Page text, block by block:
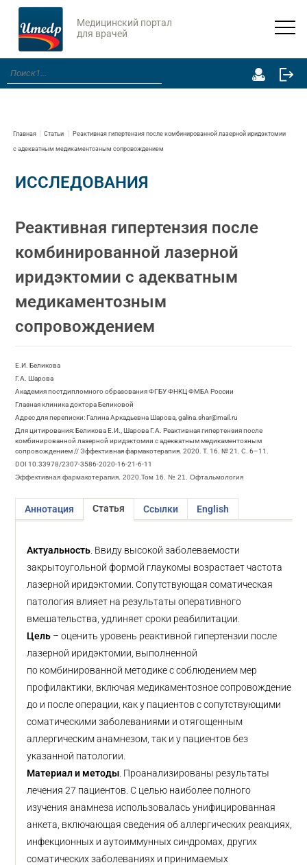
Медицинский портал
для врачей
Главная Статьи Реактивная гипертензия после комбинированной лазерной иридэктомии
с адекватным медикаментозным сопровождением
ИССЛЕДОВАНИЯ
Реактивная гипертензия после
комбинированной лазерной
иридэктомии с адекватным
медикаментозным
сопровождением
Е.И. Беликова
Г.А. Шарова
Академия постдипломного образования ФГБУ ФНКЦ ФМБА России
Глазная клиника доктора Беликовой
Адрес для переписки: Галина Аркадьевна Шарова, galina.shar@mail.ru
Для цитирования: Беликова Е.И., Шарова Г.А. Реактивная гипертензия после
комбинированной лазерной иридэктомии с адекватным медикаментозным
сопровождением // Эффективная фармакотерапия. 2020. Т. 16. № 21. С. 6–11.
DOI 10.33978/2307-3586-2020-16-21-6-11
Эффективная фармакотерапия. 2020.Том 16. № 21. Офтальмология
Аннотация Статья Ссылки English
Актуальность . Ввиду высокой заболеваемости
закрытоугольной формой глаукомы возрастает частота
лазерной иридэктомии. Сопутствующая соматическая
патология влияет на результаты оперативного
вмешательства, удлиняет сроки реабилитации.
Цель – оценить уровень реактивной гипертензии после
лазерной иридэктомии, выполненной
по комбинированной методике с соблюдением мер
профилактики, включая медикаментозное сопровождение
до и после операции, как у пациентов с сопутствующими
соматическими заболеваниями и отягощенным
аллергическим анамнезом, так и у пациентов без
указанной патологии.
Материал и методы . Проанализированы результаты
лечения 27 пациентов. С целью наиболее полного
изучения анамнеза использовалась унифицированная
анкета, включающая сведения об аллергических реакциях,
инфекционных и аутоиммунных синдромах, других
соматических заболеваниях и принимаемых